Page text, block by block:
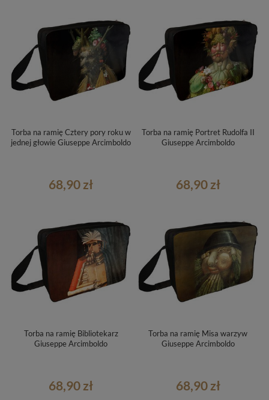
Torba na ramię Cztery pory roku w
jednej głowie Giuseppe Arcimboldo
68,90 zł
Torba na ramię Portret Rudolfa II
Giuseppe Arcimboldo
68,90 zł
Torba na ramię Bibliotekarz
Giuseppe Arcimboldo
68,90 zł
Torba na ramię Misa warzyw
Giuseppe Arcimboldo
68,90 zł